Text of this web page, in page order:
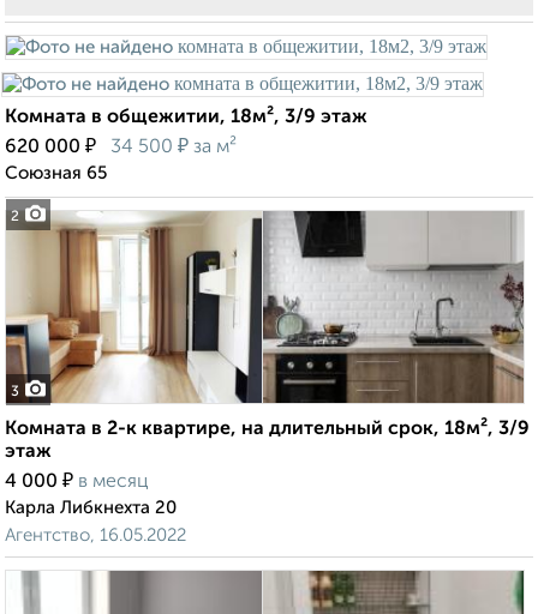
2
Комната в общежитии, 18м², 3/9 этаж
620 000 ₽ 34 500 ₽ за м²
Союзная 65
3
Комната в 2-к квартире, на длительный срок, 18м², 3/9
этаж
4 000 ₽ в месяц
Карла Либкнехта 20
Агентство, 16.05.2022